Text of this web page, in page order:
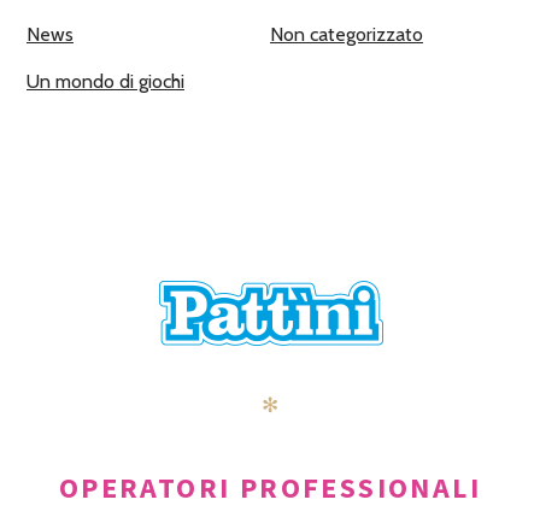
News Non categorizzato
Un mondo di giochi
✻
OPERATORI PROFESSIONALI